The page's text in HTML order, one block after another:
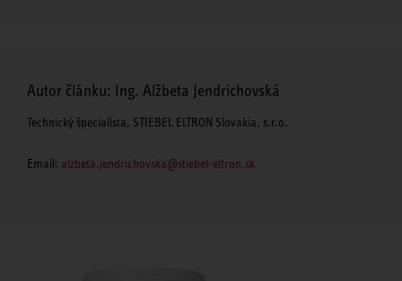
Autor článku: Ing. Alžbeta Jendrichovská
Technický špecialista, STIEBEL ELTRON Slovakia, s.r.o.
Email: alzbeta.jendrichovska@stiebel-eltron.sk